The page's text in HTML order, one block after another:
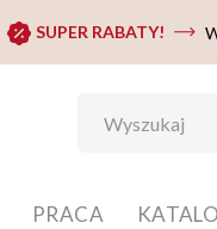
SUPER RABATY!
PRACA